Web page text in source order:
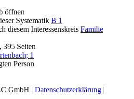
öffnen
Systematik B 1
diesem Interessenskreis Familie
395 Seiten
1
Person
GmbH | Datenschutzerklärung |